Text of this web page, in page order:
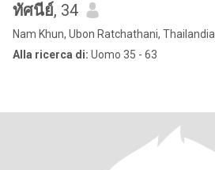
ทัศนีย์, 34
Nam Khun, Ubon Ratchathani, Thailandia
Alla ricerca di: Uomo 35 - 63